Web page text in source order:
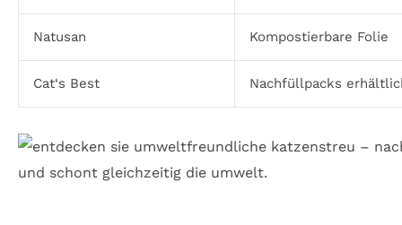
Natusan Kompostierbare Folie
Cat‘s Best Nachfüllpacks